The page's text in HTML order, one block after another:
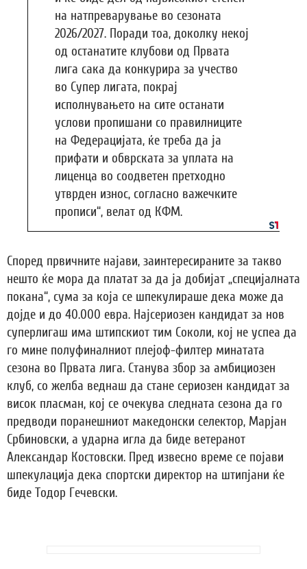
на натпреварување во сезоната
2026/2027. Поради тоа, доколку некој
од останатите клубови од Првата
лига сака да конкурира за учество
во Супер лигата, покрај
исполнувањето на сите останати
услови пропишани со правилниците
на Федерацијата, ќе треба да ја
прифати и обврската за уплата на
лиценца во соодветен претходно
утврден износ, согласно важечките
прописи“, велат од КФМ.
Според првичните најави, заинтересираните за такво
нешто ќе мора да платат за да ја добијат „специјалната
покана“, сума за која се шпекулираше дека може да
дојде и до 40.000 евра. Најсериозен кандидат за нов
суперлигаш има штипскиот тим Соколи, кој не успеа да
го мине полуфиналниот плејоф-филтер минатата
сезона во Првата лига. Станува збор за амбициозен
клуб, со желба веднаш да стане сериозен кандидат за
висок пласман, кој се очекува следната сезона да го
предводи поранешниот македонски селектор, Марјан
Србиновски, а ударна игла да биде ветеранот
Александар Костовски. Пред извесно време се појави
шпекулација дека спортски директор на штипјани ќе
биде Тодор Гечевски.